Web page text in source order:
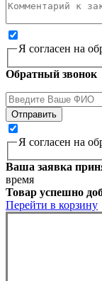
Я согласен на
Обратный звонок
Я согласен на
Ваша заявка
время
Товар успешно
Перейти в корзину